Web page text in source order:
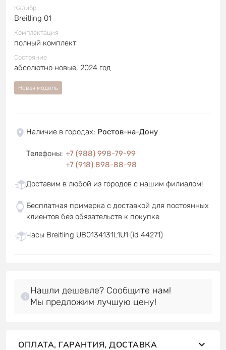
Калибр
Breitling 01
Комплектация
полный комплект
Состояние
абсолютно новые, 2024 год
Новая модель
Наличие в городах: Ростов-на-Дону
Телефоны: +7 (988) 998-79-99
+7 (918) 898-88-98
Доставим в любой из городов с нашим филиалом!
Бесплатная примерка с доставкой для постоянных
клиентов без обязательств к покупке
Часы Breitling UB0134131L1U1 (id 44271)
Нашли дешевле? Сообщите нам!
Мы предложим лучшую цену!
ОПЛАТА, ГАРАНТИЯ, ДОСТАВКА